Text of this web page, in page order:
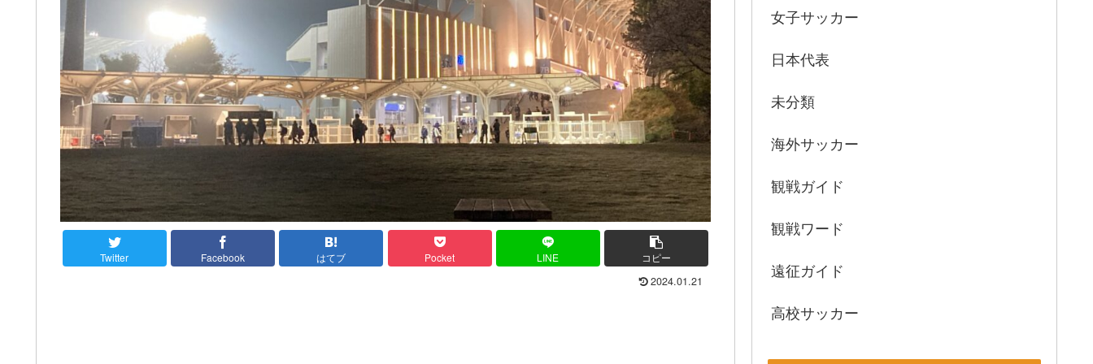
Twitter Facebook はてブ Pocket LINE コピー
2024.01.21
女子サッカー
日本代表
未分類
海外サッカー
観戦ガイド
観戦ワード
遠征ガイド
高校サッカー